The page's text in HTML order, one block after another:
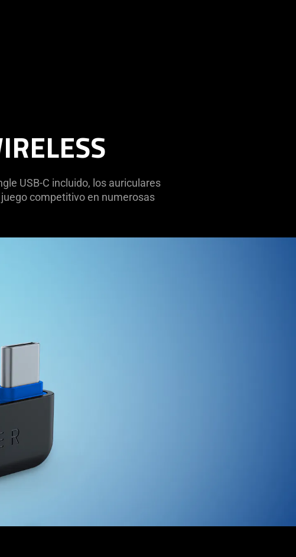
USB-C incluido, los auriculares
competitivo en numerosas